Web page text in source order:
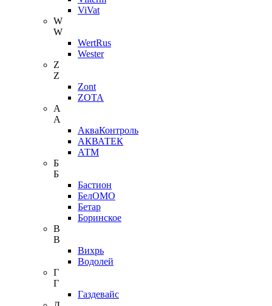
ViVat
W
W
WertRus
Wester
Z
Z
Zont
ZOTA
А
А
АкваКонтроль
АКВАТЕК
АТМ
Б
Б
Бастион
БелОМО
Бетар
Боринское
В
В
Вихрь
Водолей
Г
Г
Газдевайс